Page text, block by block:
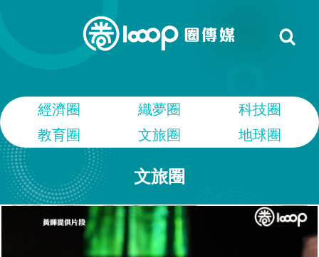
經濟圈 織夢圈
科技圈
教育圈
文旅圈 地球圈
文旅圈